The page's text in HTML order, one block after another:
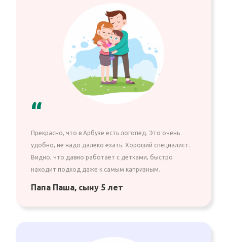
“
Прекрасно, что в Арбузе есть логопед. Это очень
удобно, не надо далеко ехать. Хороший специалист.
Видно, что давно работает с детками, быстро
находит подход даже к самым капризным.
Папа Паша, сыну 5 лет